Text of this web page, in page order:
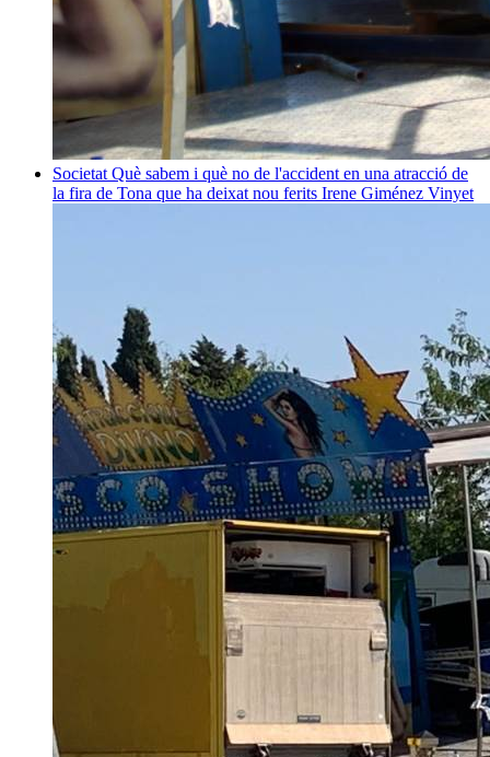
Societat Què sabem i què no de l'accident en una atracció de
la fira de Tona que ha deixat nou ferits Irene Giménez Vinyet